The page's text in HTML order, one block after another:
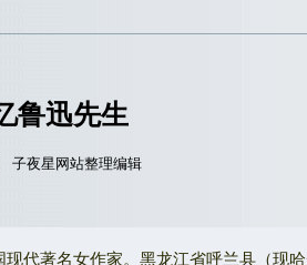
鲁迅先生
子夜星网站整理编辑
著名女作家。黑龙江省呼兰县（现